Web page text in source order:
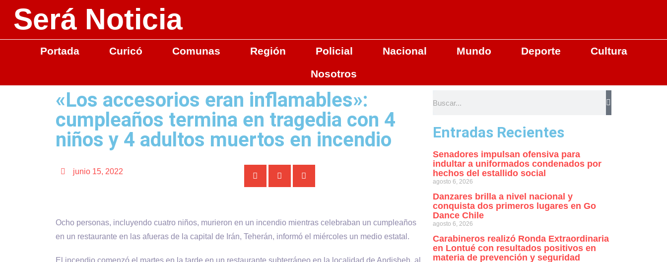
Será Noticia
Portada Curicó Comunas Región Policial Nacional Mundo Deporte
Cultura
Nosotros
«Los accesorios eran inflamables»:
cumpleaños termina en tragedia con 4
niños y 4 adultos muertos en incendio
junio 15, 2022
Ocho personas, incluyendo cuatro niños, murieron en un incendio mientras celebraban un cumpleaños
en un restaurante en las afueras de la capital de Irán, Teherán, informó el miércoles un medio estatal.
El incendio comenzó el martes en la tarde en un restaurante subterráneo en la localidad de Andisheh, al
Entradas Recientes
Senadores impulsan ofensiva para
indultar a uniformados condenados por
hechos del estallido social
agosto 6, 2026
Danzares brilla a nivel nacional y
conquista dos primeros lugares en Go
Dance Chile
agosto 6, 2026
Carabineros realizó Ronda Extraordinaria
en Lontué con resultados positivos en
materia de prevención y seguridad